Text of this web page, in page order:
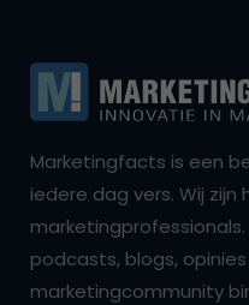
Marketingfacts is een
iedere dag vers. Wij
podcasts, blogs,
marketingcommunity